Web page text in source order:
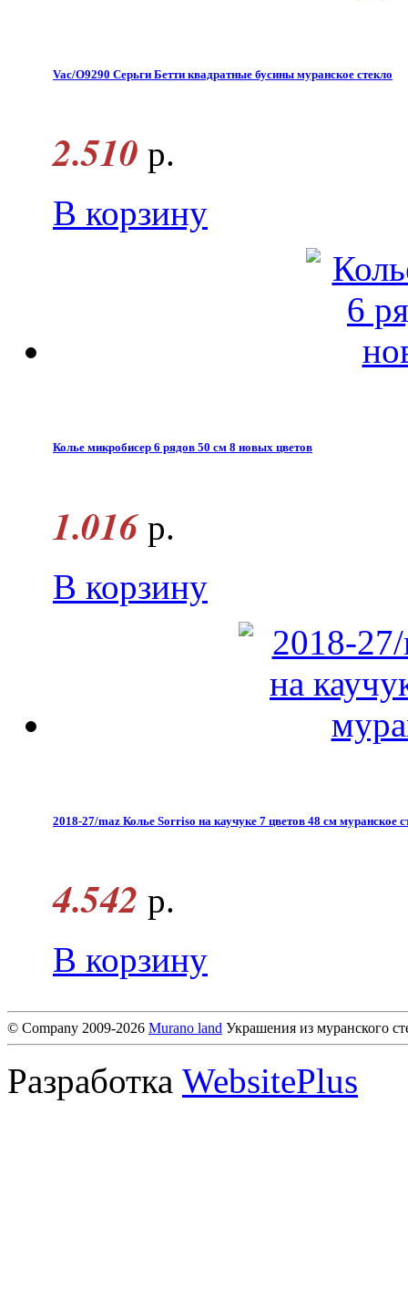
Vac/O9290 Серьги Бетти квадратные бусины муранское стекло
2.510 р.
В корзину
Колье микробисер 6 рядов 50 см 8 новых цветов
1.016 р.
В корзину
2018-27/maz Колье Sorriso на каучуке 7 цветов 48 см муранское
4.542 р.
В корзину
© Company 2009-2026 Murano land Украшения из муранского
Разработка WebsitePlus